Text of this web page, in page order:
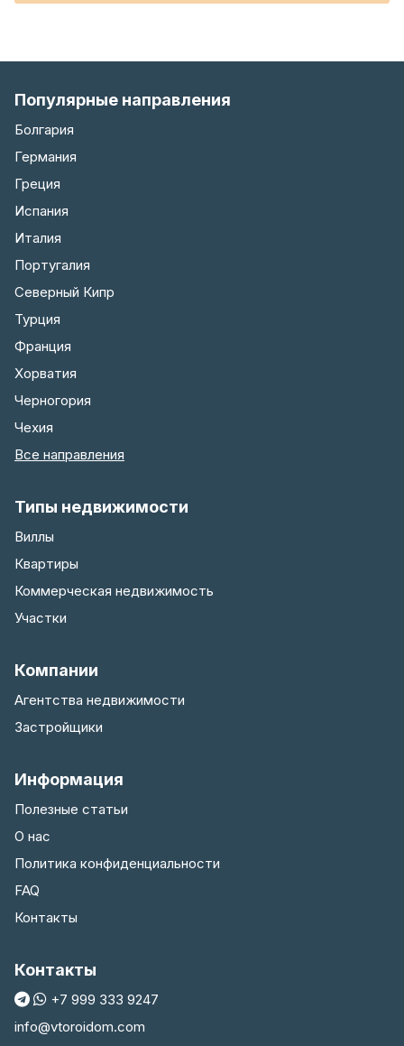
Популярные направления
Болгария
Германия
Греция
Испания
Италия
Португалия
Северный Кипр
Турция
Франция
Хорватия
Черногория
Чехия
Все направления
Типы недвижимости
Виллы
Квартиры
Коммерческая недвижимость
Участки
Компании
Агентства недвижимости
Застройщики
Информация
Полезные статьи
О нас
Политика конфиденциальности
FAQ
Контакты
Контакты
+7 999 333 9247
info@vtoroidom.com